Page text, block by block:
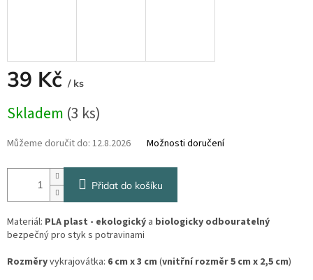
39 Kč / ks
cena:
Skladem (3 ks)
Můžeme doručit do: 12.8.2026 Možnosti doručení
Přidat do košíku
Materiál: PLA plast - ekologický a biologicky odbouratelný
bezpečný pro styk s potravinami
Rozměryvykrajovátka: 6 cm x 3 cm (vnitřní rozměr 5 cm x 2,5 cm)